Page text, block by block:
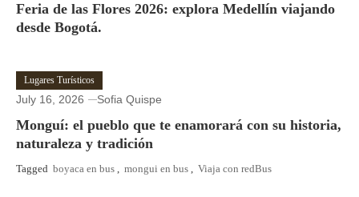
Feria de las Flores 2026: explora Medellín viajando
desde Bogotá.
Lugares Turísticos
July 16, 2026 Sofia Quispe
Monguí: el pueblo que te enamorará con su historia,
naturaleza y tradición
Tagged boyaca en bus , mongui en bus , Viaja con redBus